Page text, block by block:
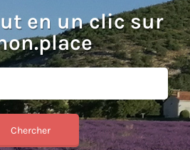
en un clic sur